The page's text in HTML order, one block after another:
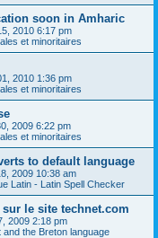
soon in Amharic
2010 6:17 pm
et minoritaires
2010 1:36 pm
et minoritaires
2009 6:22 pm
et minoritaires
to default language
2009 10:38 am
Latin - Latin Spell Checker
le site technet.com
2009 2:18 pm
the Breton language